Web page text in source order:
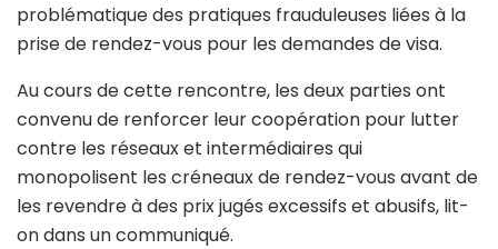
problématique des pratiques frauduleuses liées à la
prise de rendez-vous pour les demandes de visa.
Au cours de cette rencontre, les deux parties ont
convenu de renforcer leur coopération pour lutter
contre les réseaux et intermédiaires qui
monopolisent les créneaux de rendez-vous avant de
les revendre à des prix jugés excessifs et abusifs, lit-
on dans un communiqué.